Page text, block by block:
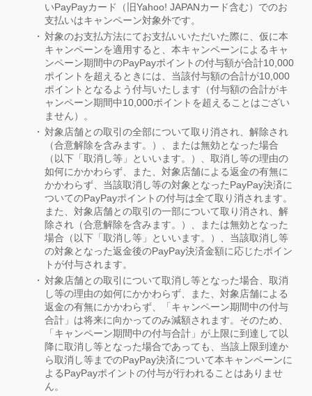
いPayPayカード（旧Yahoo! JAPANカード含む）でのお
支払いはキャンペーン対象外です。
対象のお支払方法にてお支払いいただいた際に、仮に本
キャンペーンを適用すると、本キャンペーンによるキャ
ンペーン期間中のPayPayポイントの付与額が合計10,000
ポイントを超えるときには、当該付与額の合計が10,000
ポイントとなるよう付与いたします（付与額の合計がキ
ャンペーン期間中10,000ポイントを超えることはござい
ません）。
対象店舗との取引の全部について取り消され、解除され
（合意解除を含みます。）、または無効となった場合
（以下「取消し等」といいます。）、取消し等の理由の
如何にかかわらず、また、対象店舗による返金の有無に
かかわらず、当該取消し等の対象となったPayPay決済に
ついてのPayPayポイントの付与は全て取り消されます。
また、対象店舗との取引の一部について取り消され、解
除され（合意解除を含みます。）、または無効となった
場合（以下「取消し等」といいます。）、当該取消し等
の対象となった返金後のPayPay決済金額に応じたポイン
トが付与されます。
対象店舗との取引について取消し等となった場合、取消
し等の理由の如何にかかわらず、また、対象店舗による
返金の有無にかかわらず、「キャンペーン期間中の付与
合計」は将来に向かってのみ減額されます。そのため、
「キャンペーン期間中の付与合計」が上限に到達して以
降に取消し等となった場合であっても、当該上限到達か
ら取消し等までのPayPay決済について本キャンペーンに
よるPayPayポイントの付与が行われることはありませ
ん。